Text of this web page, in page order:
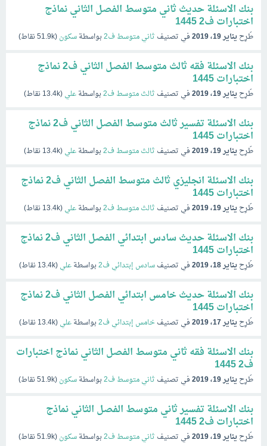
بنك الاسئلة حديث ثاني متوسط الفصل الثاني نماذج
اختبارات ف2 1445
طُرِحيناير 19، 2019 في تصنيف ثاني متوسط ف2 بواسطةسكون(
51.9kنقاط)
بنك الاسئلة فقه ثالث متوسط الفصل الثاني ف2 نماذج
اختبارات 1445
طُرِحيناير 19، 2019 في تصنيف ثالث متوسط ف2 بواسطةعلي(
13.4kنقاط)
بنك الاسئلة تفسير ثالث متوسط الفصل الثاني ف2 نماذج
اختبارات 1445
طُرِحيناير 19، 2019 في تصنيف ثالث متوسط ف2 بواسطةعلي(
13.4kنقاط)
بنك الاسئلة انجليزي ثالث متوسط الفصل الثاني ف2 نماذج
اختبارات 1445
طُرِحيناير 19، 2019 في تصنيف ثالث متوسط ف2 بواسطةعلي(
13.4kنقاط)
بنك الاسئلة حديث سادس ابتدائي الفصل الثاني ف2 نماذج
اختبارات 1445
طُرِحيناير 18، 2019 في تصنيفسادس إبتدائي ف2 بواسطةعلي(
13.4kنقاط)
بنك الاسئلة حديث خامس ابتدائي الفصل الثاني ف2 نماذج
اختبارات 1445
طُرِحيناير 17، 2019 في تصنيفخامس إبتدائي ف2 بواسطةعلي(
13.4kنقاط)
بنك الاسئلة فقه ثاني متوسط الفصل الثاني نماذج اختبارات
ف2 1445
طُرِحيناير 19، 2019 في تصنيف ثاني متوسط ف2 بواسطةسكون(
51.9kنقاط)
بنك الاسئلة تفسير ثاني متوسط الفصل الثاني نماذج
اختبارات ف2 1445
طُرِحيناير 19، 2019 في تصنيف ثاني متوسط ف2 بواسطةسكون(
51.9kنقاط)